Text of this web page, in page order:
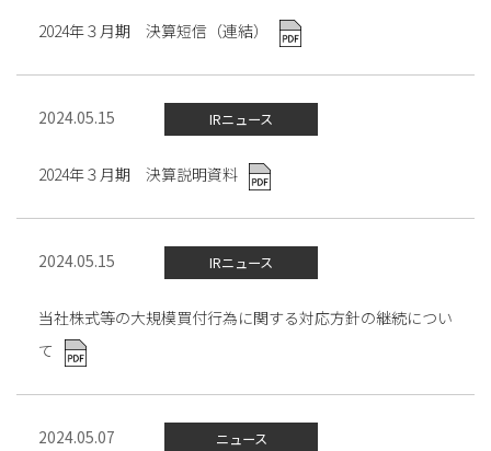
2024年３月期 決算短信（連結）
2024.05.15 IRニュース
2024年３月期 決算説明資料
2024.05.15 IRニュース
当社株式等の大規模買付行為に関する対応方針の継続につい
て
2024.05.07 ニュース